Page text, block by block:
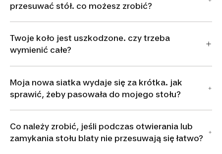
przesuwać stół. co możesz zrobić?
Twoje koło jest uszkodzone. czy trzeba
wymienić całe?
Moja nowa siatka wydaje się za krótka. jak
sprawić, żeby pasowała do mojego stołu?
Co należy zrobić, jeśli podczas otwierania lub
zamykania stołu blaty nie przesuwają się łatwo?